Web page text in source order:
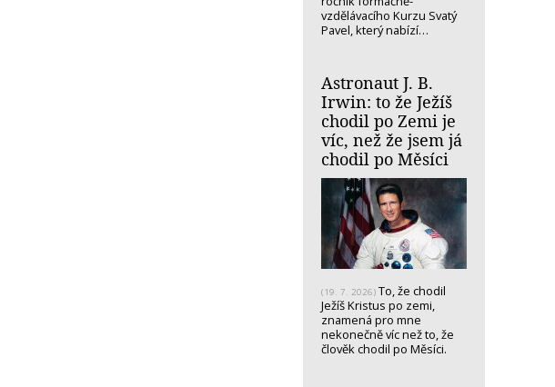
vzdělávacího Kurzu Svatý
Pavel, který nabízí…
Astronaut J. B.
Irwin: to že Ježíš
chodil po Zemi je
víc, než že jsem já
chodil po Měsíci
(19. 7. 2026) To, že chodil
Ježíš Kristus po zemi,
znamená pro mne
nekonečně víc než to, že
člověk chodil po Měsíci.